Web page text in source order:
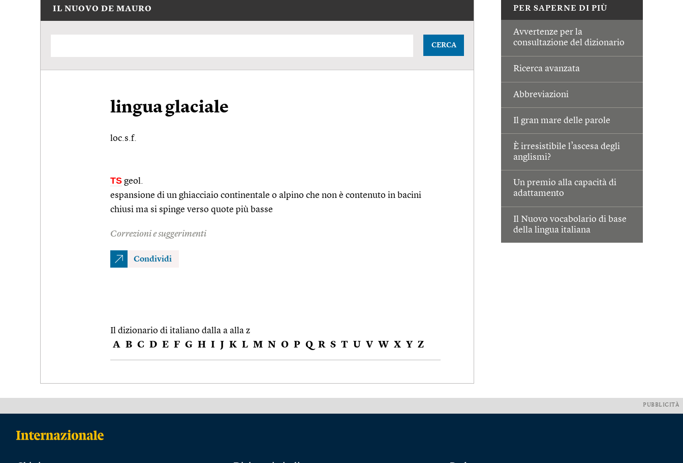
PER SAPERNE DI PIÙ
Avvertenze per la
consultazione del dizionario
Ricerca avanzata
Abbreviazioni
Il gran mare delle parole
È irresistibile l’ascesa degli
anglismi?
Un premio alla capacità di
adattamento
Il Nuovo vocabolario di base
della lingua italiana
IL NUOVO DE MAURO
CERCA
lingua glaciale
loc.s.f.
TS geol.
espansione di un ghiacciaio continentale o alpino che non è contenuto in bacini
chiusi ma si spinge verso quote più basse
Correzioni e suggerimenti
Condividi
Il dizionario di italiano dalla a alla z
A B C D E F G H I J K L M N O P Q R S T U V W X Y Z
PUBBLICITÀ